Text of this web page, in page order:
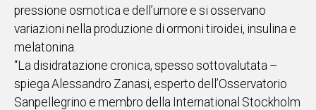
UNISCITI
WHATSAPP
pressione osmotica e dell’umore e si osservano
variazioni nella produzione di ormoni tiroidei, insulina e
melatonina.
“La disidratazione cronica, spesso sottovalutata –
spiega Alessandro Zanasi, esperto dell’Osservatorio
Sanpellegrino e membro della International Stockholm